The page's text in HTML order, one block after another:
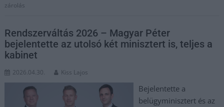
zárolás
Rendszerváltás 2026 – Magyar Péter
bejelentette az utolsó két minisztert is, teljes a
kabinet
2026.04.30. Kiss Lajos
Bejelentette a
belügyminisztert és az